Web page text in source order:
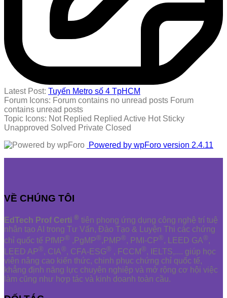
Latest Post: Tuyến Metro số 4 TpHCM
Forum Icons: Forum contains no unread posts Forum
contains unread posts
Topic Icons: Not Replied Replied Active Hot Sticky
Unapproved Solved Private Closed
Powered by wpForo version 2.4.11
VỀ CHÚNG TÔI
EdTech Prof Certi ® tiên phong ứng dụng công nghệ trí tuệ
nhân tạo AI trong Tư Vấn, Đào Tạo & Luyện Thi các chứng
chỉ quốc tế PfMP® ,PgMP®,PMP®, PMI-CP®, LEED GA®,
LEED AP®, CIA®, CFA-ESG® , FCCM®, IELTS,.... giúp học
viên nâng cao kiến thức, chinh phục chứng chỉ quốc tế,
khẳng định năng lực chuyên nghiệp và mở rộng cơ hội việc
làm cũng như hợp tác và kinh doanh toàn cầu.